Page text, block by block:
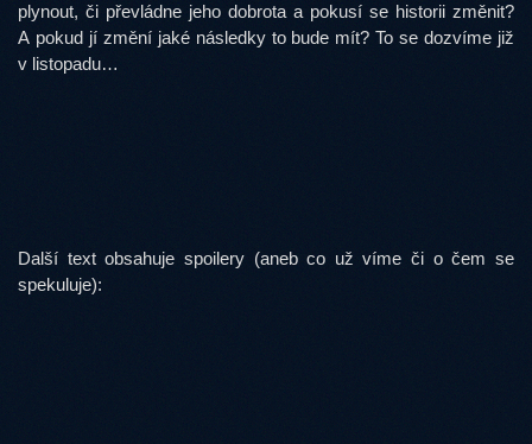
plynout, či převládne jeho dobrota a pokusí se historii změnit?
A pokud jí změní jaké následky to bude mít? To se dozvíme již
v listopadu…
Další text obsahuje spoilery (aneb co už víme či o čem se
spekuluje):